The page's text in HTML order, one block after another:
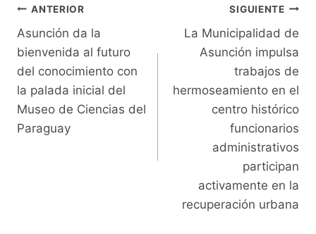
Navegación
de
entradas
ANTERIOR
Asunción da la
bienvenida al futuro
del conocimiento con
la palada inicial del
Museo de Ciencias del
Paraguay
SIGUIENTE
La Municipalidad de
Asunción impulsa
trabajos de
hermoseamiento en el
centro histórico
funcionarios
administrativos
participan
activamente en la
recuperación urbana